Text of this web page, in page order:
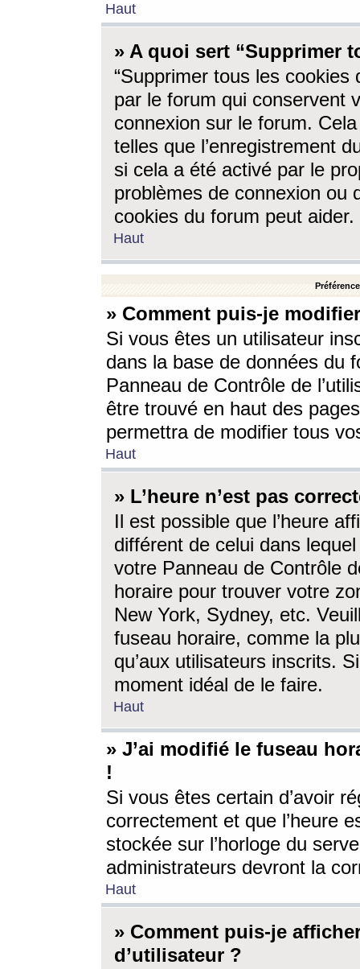
Haut
» A quoi sert “Supprimer
“Supprimer tous les cookies
par le forum qui conservent
connexion sur le forum.
telles que l’enregistrement
si cela a été activé par le
problèmes de connexion ou
cookies du forum peut aider.
Haut
» Comment puis-je
Si vous êtes un utilisateur
dans la base de données du
Panneau de Contrôle de
être trouvé en haut des
permettra de modifier tous
Haut
» L’heure n’est pas
Il est possible que l’heure
différent de celui dans
votre Panneau de Contrôle
horaire pour trouver votre
New York, Sydney, etc.
fuseau horaire, comme la
qu’aux utilisateurs inscrits.
moment idéal de le faire.
Haut
» J’ai modifié le fuseau
!
Si vous êtes certain d’avoir
correctement et que l’heure
stockée sur l’horloge du
administrateurs devront la
Haut
» Comment puis-je
d’utilisateur ?